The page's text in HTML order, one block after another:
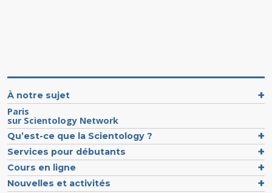
À notre sujet
Paris
sur Scientology Network
Qu’est-ce que la Scientology ?
Services pour débutants
Cours en ligne
Nouvelles et activités